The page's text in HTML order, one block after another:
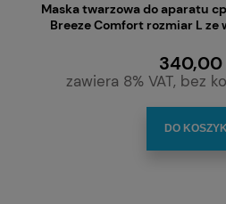
Maska twarzowa do aparatu
Breeze Comfort rozmiar L ze
340,00
zawiera 8% VAT, bez
DO